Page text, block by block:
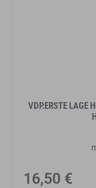
VDP.ERSTE LAGE
Normaler
16,50 €